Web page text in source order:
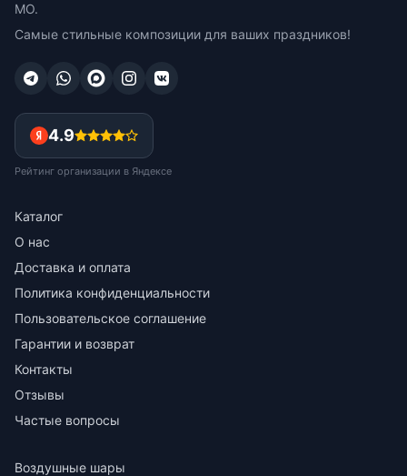
МО.
Самые стильные композиции для ваших праздников!
4.9
Рейтинг организации в Яндексе
Каталог
О нас
Доставка и оплата
Политика конфиденциальности
Пользовательское соглашение
Гарантии и возврат
Контакты
Отзывы
Частые вопросы
Воздушные шары